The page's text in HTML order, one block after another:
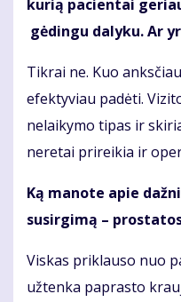
kurią pacientai
gėdingu dalyku. Ar
Tikrai ne. Kuo
efektyviau padėti.
nelaikymo tipas ir
neretai prireikia ir
Ką manote apie
susirgimą –
Viskas priklauso nuo
užtenka paprasto